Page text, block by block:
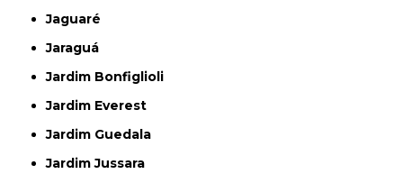
Jaguaré
Jaraguá
Jardim Bonfiglioli
Jardim Everest
Jardim Guedala
Jardim Jussara